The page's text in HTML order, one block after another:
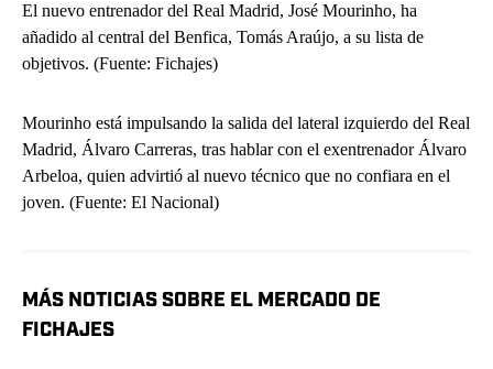
El nuevo entrenador del Real Madrid, José Mourinho, ha
añadido al central del Benfica, Tomás Araújo, a su lista de
objetivos. (Fuente: Fichajes)
Mourinho está impulsando la salida del lateral izquierdo del Real
Madrid, Álvaro Carreras, tras hablar con el exentrenador Álvaro
Arbeloa, quien advirtió al nuevo técnico que no confiara en el
joven. (Fuente: El Nacional)
MÁS NOTICIAS SOBRE EL MERCADO DE
FICHAJES